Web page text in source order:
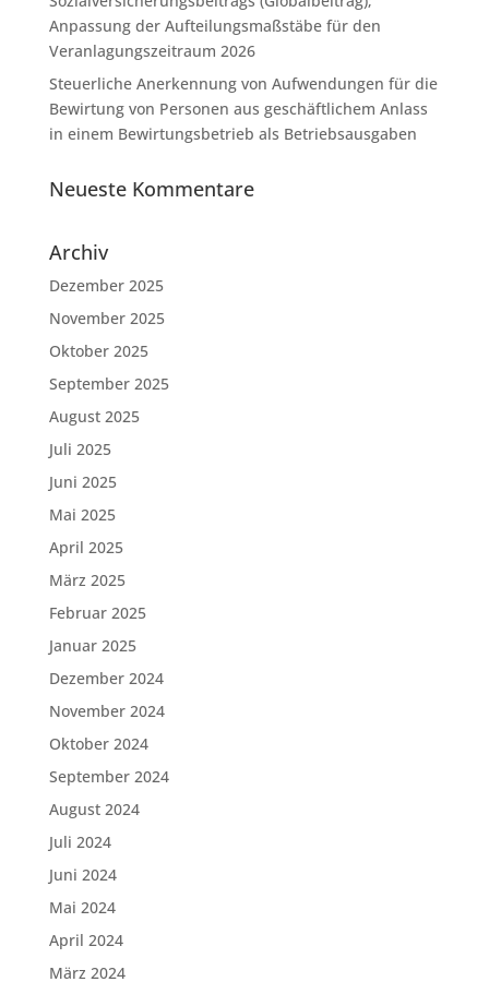
Anpassung der Aufteilungsmaßstäbe für den
Veranlagungszeitraum 2026
Steuerliche Anerkennung von Aufwendungen für die
Bewirtung von Personen aus geschäftlichem Anlass
in einem Bewirtungsbetrieb als Betriebsausgaben
Neueste Kommentare
Archiv
Dezember 2025
November 2025
Oktober 2025
September 2025
August 2025
Juli 2025
Juni 2025
Mai 2025
April 2025
März 2025
Februar 2025
Januar 2025
Dezember 2024
November 2024
Oktober 2024
September 2024
August 2024
Juli 2024
Juni 2024
Mai 2024
April 2024
März 2024